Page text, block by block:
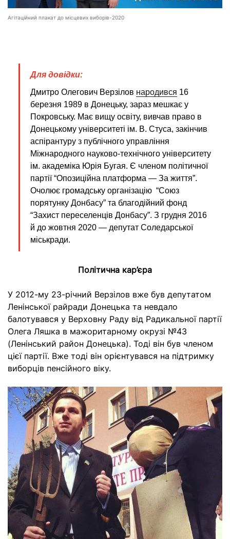
Агітаційний плакат до місцевих виборів-2020
Для довідки:
Дмитро Олегович Верзілов народився 16
березня 1989 в Донецьку, зараз мешкає у
Покровську. Має вищу освіту, вивчав право в
Донецькому університеті ім. В. Стуса, закінчив
аспірантуру з публічного управління
Міжнародного науково-технічного університету
ім. академіка Юрія Бугая. Є членом політичної
партії “Опозиційна платформа — За життя”.
Очолює громадську організацію “Союз
порятунку Донбасу” та благодійний фонд
“Захист переселенців Донбасу”. З грудня 2016
й до жовтня 2020 — депутат Соледарської
міськради.
Політична кар’єра
У 2012-му 23-річний Верзілов вже був депутатом
Ленінської райради Донецька та невдало
балотувався у Верховну Раду від Радикальної партії
Олега Ляшка в мажоритарному окрузі №43
(Ленінський район Донецька). Тоді він був членом
цієї партії. Вже тоді він орієнтувався на підтримку
виборців пенсійного віку.